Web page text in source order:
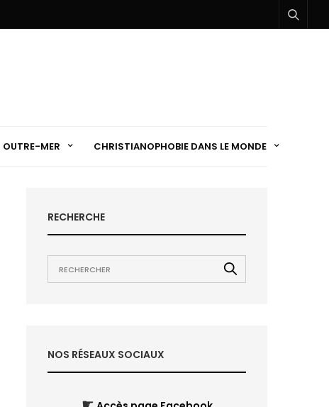
OUTRE-MER CHRISTIANOPHOBIE DANS LE MONDE
RECHERCHE
NOS RÉSEAUX SOCIAUX